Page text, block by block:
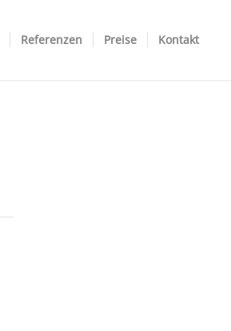
Referenzen Preise Kontakt